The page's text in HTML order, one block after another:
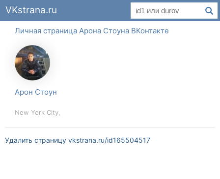
VKstrana.ru
Личная страница Арона Стоуна ВКонтакте
Арон Стоун
New York City,
Удалить страницу vkstrana.ru/id165504517